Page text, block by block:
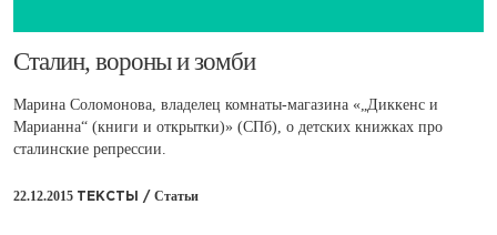
​Сталин, вороны и зомби
Марина Соломонова, владелец комнаты-магазина «„Диккенс и
Марианна“ (книги и открытки)» (СПб), о детских книжках про
сталинские репрессии.
22.12.2015 ТЕКСТЫ / Статьи